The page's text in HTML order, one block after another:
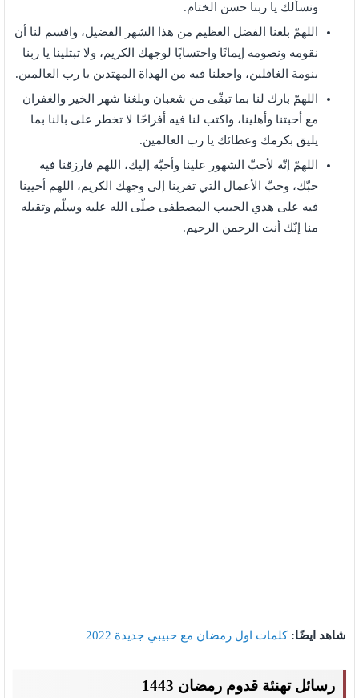
ونسألك يا ربنا حسن الختام.
اللهمّ بلغنا الفضل العظيم من هذا الشهر الفضيل، واقسم لنا أن
نقومه ونصومه إيمانًا واحتسابًا لوجهك الكريم، ولا تبتلينا يا ربنا
بنومة الغافلين، واجعلنا فيه من الهداة المهتدين يا رب العالمين.
اللهمّ بارك لنا بما تبقّى من شعبان وبلغنا شهر الخير والغفران
مع أحبتنا وأهلينا، واكتب لنا فيه أفراحًا لا تخطر على بالنا بما
يليق بكرمك وعطائك يا رب العالمين.
اللهمّ إنّه لأحبّ الشهور علينا وأحبّه إليك، اللهم فارزقنا فيه
حبّك، وحبّ الأعمال التي تقربنا إلى وجهك الكريم، اللهم أحيينا
فيه على هدي الحبيب المصطفى صلّى الله عليه وسلّم وتقبله
منا إنّك أنت الرحمن الرحيم.
شاهد ايضًا:كلمات اول رمضان مع حبيبي جديدة 2022
رسائل تهنئة قدوم رمضان 1443